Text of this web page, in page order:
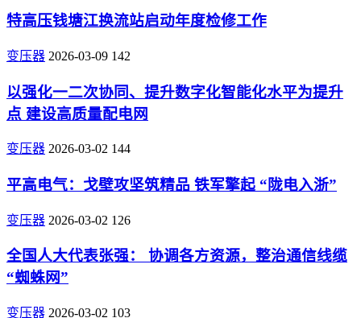
特高压钱塘江换流站启动年度检修工作
变压器 2026-03-09 142
以强化一二次协同、提升数字化智能化水平为提升
点 建设高质量配电网
变压器 2026-03-02 144
平高电气：戈壁攻坚筑精品 铁军擎起 “陇电入浙”
变压器 2026-03-02 126
全国人大代表张强： 协调各方资源，整治通信线缆
“蜘蛛网”
变压器 2026-03-02 103